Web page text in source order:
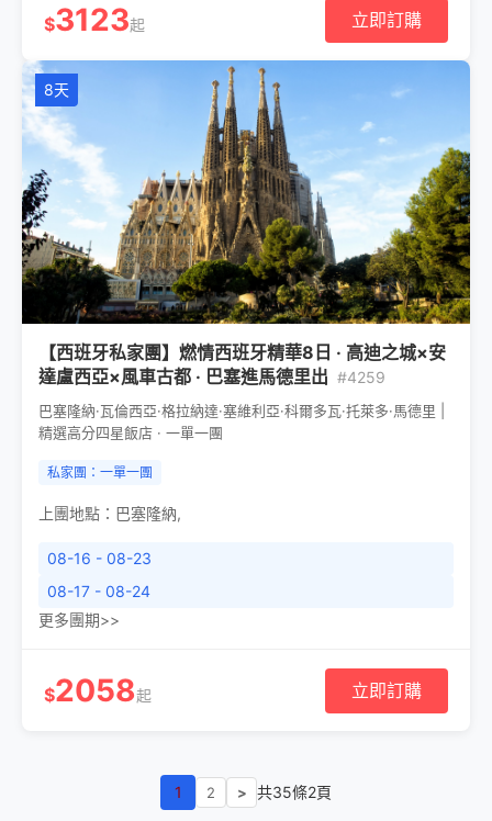
$3123起 立即訂購
8天
【西班牙私家團】燃情西班牙精華8日 · 高迪之城×安
達盧西亞×風車古都 · 巴塞進馬德里出 #4259
巴塞隆納·瓦倫西亞·格拉納達·塞維利亞·科爾多瓦·托萊多·馬德里 |
精選高分四星飯店 · 一單一團
私家團：一單一團
上團地點： 巴塞隆納,
08-16 - 08-23
08-17 - 08-24
更多團期>>
$2058起 立即訂購
1 2 > 共35條2頁